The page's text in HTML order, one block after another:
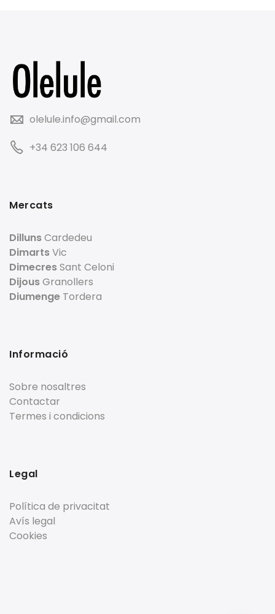
olelule.info@gmail.com
+34 623 106 644
Mercats
DillunsCardedeu
DimartsVic
DimecresSant Celoni
DijousGranollers
Diumenge Tordera
Informació
Sobre nosaltres
Contactar
Termes i condicions
Legal
Política de privacitat
Avís legal
Cookies